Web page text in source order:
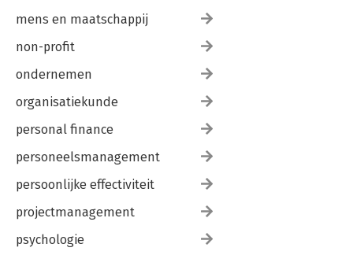
mens en maatschappij
non-profit
ondernemen
organisatiekunde
personal finance
personeelsmanagement
persoonlijke effectiviteit
projectmanagement
psychologie